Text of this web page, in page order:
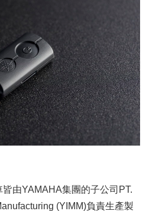
由YAMAHA集團的子公司PT.
(YIMM)負責生產製